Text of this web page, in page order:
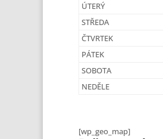
ÚTERÝ
STŘEDA
ČTVRTEK
PÁTEK
SOBOTA
NEDĚLE
[wp_geo_map]